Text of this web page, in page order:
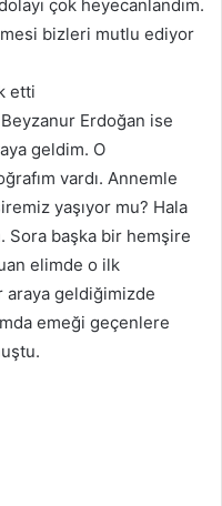
çok heyecanlandım.
bizleri mutlu ediyor
etti
Erdoğan ise
geldim. O
vardı. Annemle
yaşıyor mu? Hala
Sora başka bir hemşire
elimde o ilk
araya geldiğimizde
emeği geçenlere